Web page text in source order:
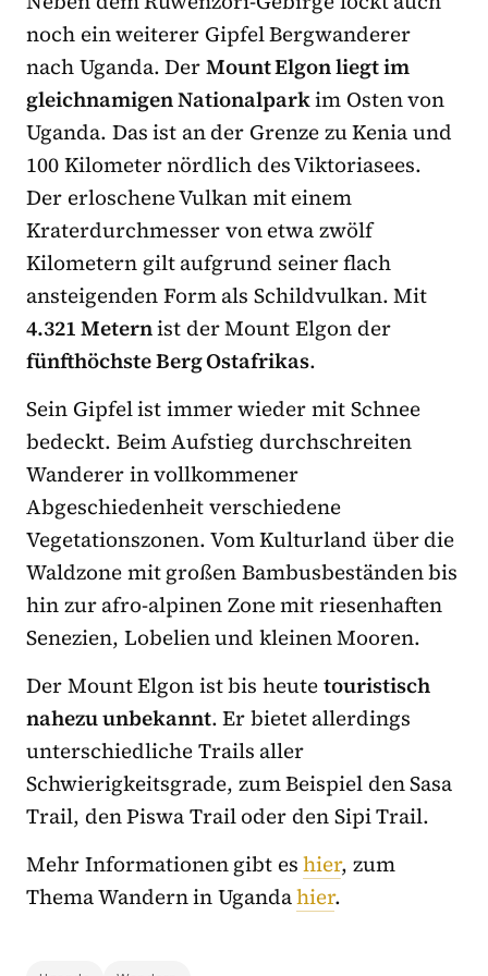
noch ein weiterer Gipfel Bergwanderer
nach Uganda. DerMount Elgon liegt im
gleichnamigen Nationalparkim Osten von
Uganda. Das ist an der Grenze zu Kenia und
100 Kilometer nördlich des Viktoriasees.
Der erloschene Vulkan mit einem
Kraterdurchmesser von etwa zwölf
Kilometern gilt aufgrund seiner flach
ansteigenden Form als Schildvulkan. Mit
4.321 Meternist der Mount Elgon der
fünfthöchste Berg Ostafrikas.
Sein Gipfel ist immer wieder mit Schnee
bedeckt. Beim Aufstieg durchschreiten
Wanderer in vollkommener
Abgeschiedenheit verschiedene
Vegetationszonen. Vom Kulturland über die
Waldzone mit großen Bambusbeständen bis
hin zur afro-alpinen Zone mit riesenhaften
Senezien, Lobelien und kleinen Mooren.
Der Mount Elgon ist bis heutetouristisch
nahezu unbekannt. Er bietet allerdings
unterschiedliche Trails aller
Schwierigkeitsgrade, zum Beispiel den Sasa
Trail, den Piswa Trail oder den Sipi Trail.
Mehr Informationen gibt eshier, zum
Thema Wandern in Ugandahier.